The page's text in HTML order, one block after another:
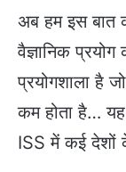
अब हम इस बात
वैज्ञानिक
प्रयोगशाला है
कम होता है… यह
ISS में कई देशों